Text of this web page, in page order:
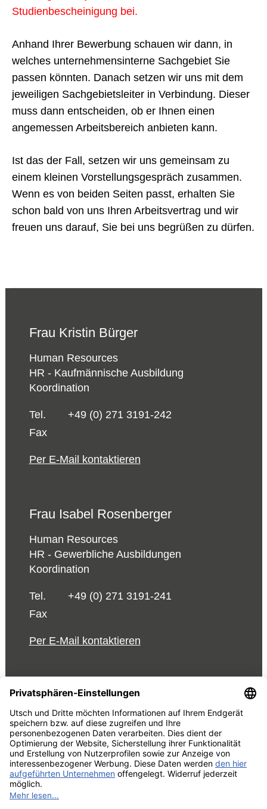
Studienbescheinigung bei.
Anhand Ihrer Bewerbung schauen wir dann, in
welches unternehmensinterne Sachgebiet Sie
passen könnten. Danach setzen wir uns mit dem
jeweiligen Sachgebietsleiter in Verbindung. Dieser
muss dann entscheiden, ob er Ihnen einen
angemessen Arbeitsbereich anbieten kann.
Ist das der Fall, setzen wir uns gemeinsam zu
einem kleinen Vorstellungsgespräch zusammen.
Wenn es von beiden Seiten passt, erhalten Sie
schon bald von uns Ihren Arbeitsvertrag und wir
freuen uns darauf, Sie bei uns begrüßen zu dürfen.
Frau Kristin Bürger
Human Resources
HR - Kaufmännische Ausbildung
Koordination
Tel.
+49 (0) 271 3191-242
Fax
Per E-Mail kontaktieren
Frau Isabel Rosenberger
Human Resources
HR - Gewerbliche Ausbildungen
Koordination
Tel.
+49 (0) 271 3191-241
Fax
Per E-Mail kontaktieren
© 2026 UTSCH
AGB und Einkaufsbedingungen
Vorabinformationen Data
Act
Impressum
Datenschutzrechtliche Information
Cookie-Einstellungen bearbeiten